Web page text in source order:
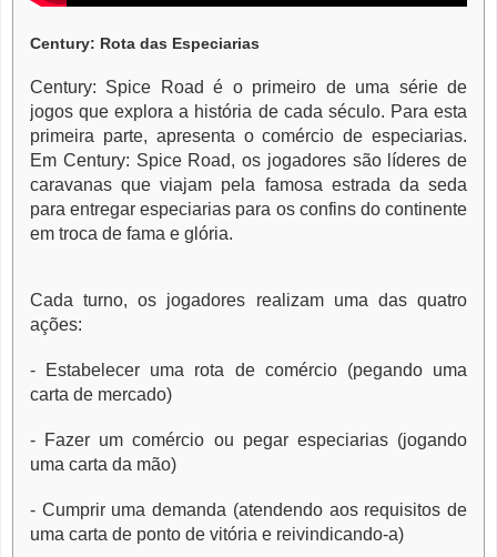
Century: Rota das Especiarias
Century: Spice Road é o primeiro de uma série de
jogos que explora a história de cada século. Para esta
primeira parte, apresenta o comércio de especiarias.
Em Century: Spice Road, os jogadores são líderes de
caravanas que viajam pela famosa estrada da seda
para entregar especiarias para os confins do continente
em troca de fama e glória.
Cada turno, os jogadores realizam uma das quatro
ações:
- Estabelecer uma rota de comércio (pegando uma
carta de mercado)
- Fazer um comércio ou pegar especiarias (jogando
uma carta da mão)
- Cumprir uma demanda (atendendo aos requisitos de
uma carta de ponto de vitória e reivindicando-a)